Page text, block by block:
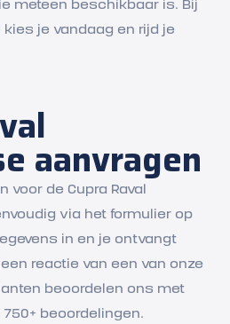
meteen beschikbaar is. Bij
je vandaag en rijd je
aanvragen
voor de Cupra Raval
via het formulier op
in en je ontvangt
reactie van een van onze
beoordelen ons met
beoordelingen.